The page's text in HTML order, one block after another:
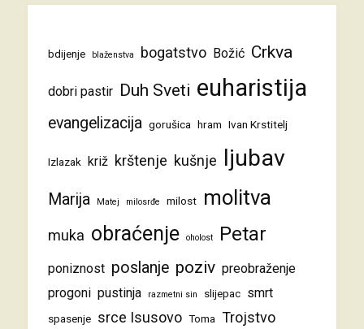
bdijenje blaženstva bogatstvo Božić Crkva
dobri pastir Duh Sveti euharistija
evangelizacija gorušica hram Ivan Krstitelj
Izlazak križ krštenje kušnje ljubav
Marija Matej milosrđe milost molitva
muka obraćenje oholost Petar
poniznost poslanje poziv preobraženje
progoni pustinja razmetni sin slijepac smrt
spasenje srce Isusovo Toma Trojstvo